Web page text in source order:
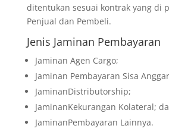
ditentukan sesuai kontrak yang di
Penjual dan Pembeli.
Jenis Jaminan Pembayaran
Jaminan Agen Cargo;
Jaminan Pembayaran Sisa
JaminanDistributorship;
JaminanKekurangan Kolateral;
JaminanPembayaran Lainnya.